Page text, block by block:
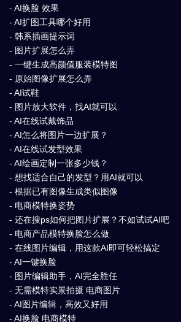
- AI换脸 效果
- AI扩图工具哪个好用
- 韩系插画提示词
- 图片扩展怎么弄
- 一键生成高颜值服装模特图
- 原始图像扩展怎么弄
- AI试鞋
- 图片放大软件，找AI就可以
- AI在线试戴饰品
- AI怎么将图片一边扩展？
- AI在线试发型效果
- AI绘画定制一张多少钱？
- 想找适合自己的发型？用AI就可以
- 根据已有图像生成类似图像
- 电商模特换姿势
- 还在搜ps如何把图片扩展？不如试试AI吧
- 电商产品模特换脸怎么做
- 在线图片编辑，用这款AI即可轻松搞定
- AI一键换脸
- 图片编辑助手，AI完全胜任
- 无需模特实景拍摄 电商图片
- AI图片编辑，高效又好用
- AI换脸 电商模特